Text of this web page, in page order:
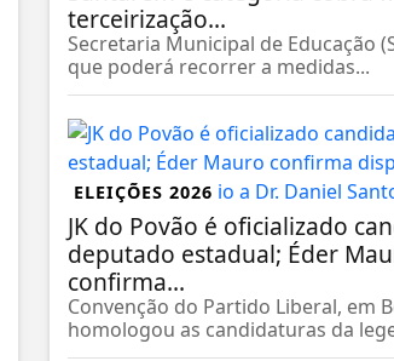
terceirização...
Secretaria Municipal de Educação
que poderá recorrer a medidas...
ELEIÇÕES 2026
JK do Povão é oficializado
deputado estadual; Éder
confirma...
Convenção do Partido Liberal, em
homologou as candidaturas da